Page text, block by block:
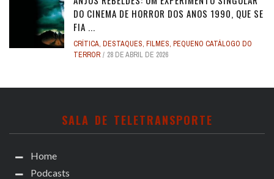
DO CINEMA DE HORROR DOS ANOS 1990, QUE SE
FIA ...
CRÍTICA, DESTAQUES, FILMES, PEQUENO CATÁLOGO DO
TERROR
28 DE ABRIL DE 2026
SALA DE TELETRANSPORTE
Home
Podcasts